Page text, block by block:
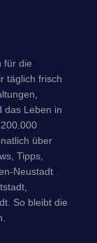
für die
täglich frisch
das Leben in
über
Tipps,
Neustadt
So bleibt die